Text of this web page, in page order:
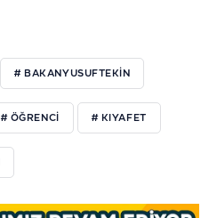
# BAKANYUSUFTEKİN
# ÖĞRENCİ # KIYAFET